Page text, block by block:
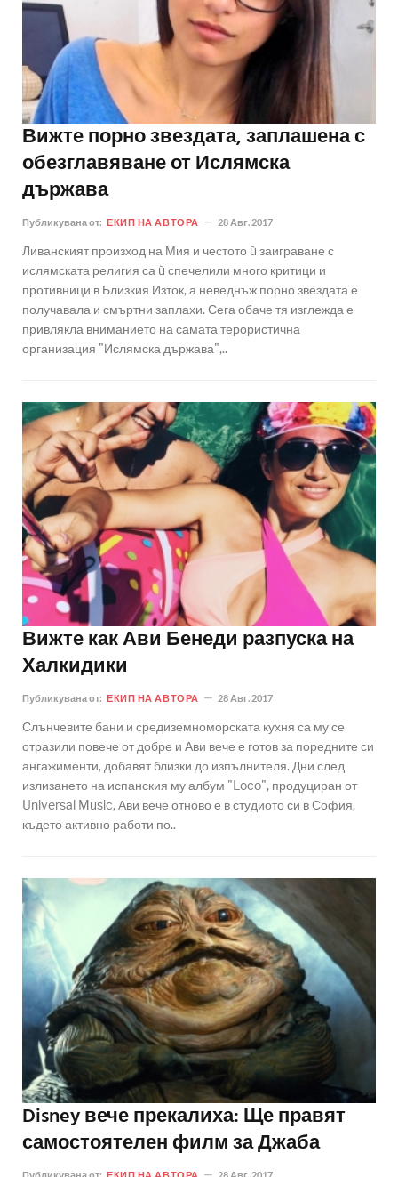
Вижте порно звездата, заплашена с
обезглавяване от Ислямска
държава
Публикувана от: ЕКИП НА АВТОРА 28 Авг. 2017
Ливанският произход на Мия и честото ù заиграване с
ислямската религия са ù спечелили много критици и
противници в Близкия Изток, а неведнъж порно звездата е
получавала и смъртни заплахи. Сега обаче тя изглежда е
привлякла вниманието на самата терористична
организация "Ислямска държава",..
Вижте как Ави Бенеди разпуска на
Халкидики
Публикувана от: ЕКИП НА АВТОРА 28 Авг. 2017
Слънчевите бани и средиземноморската кухня са му се
отразили повече от добре и Ави вече е готов за поредните си
ангажименти, добавят близки до изпълнителя. Дни след
излизането на испанския му албум "Loco", продуциран от
Universal Music, Ави вече отново е в студиото си в София,
където активно работи по..
Disney вече прекалиха: Ще правят
самостоятелен филм за Джаба
Публикувана от: ЕКИП НА АВТОРА 28 Авг. 2017